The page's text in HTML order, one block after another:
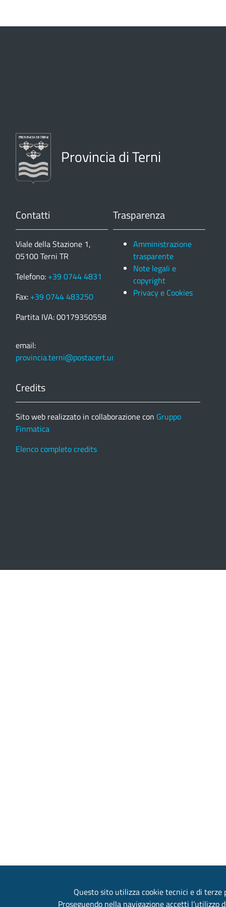
Provincia di Terni
Contatti
Viale della Stazione 1,
05100 Terni TR
Telefono: +39 0744 4831
Fax: +39 0744 483250
Partita IVA: 00179350558
email:
provincia.terni@postacert.umbria.it
Trasparenza
Amministrazione
trasparente
Note legali e
copyright
Privacy e Cookies
Credits
Sito web realizzato in collaborazione con Gruppo
Finmatica
Elenco completo credits
Questo sito utilizza cookie tecnici e di terze
Proseguendo nella navigazione accetti l’utilizzo